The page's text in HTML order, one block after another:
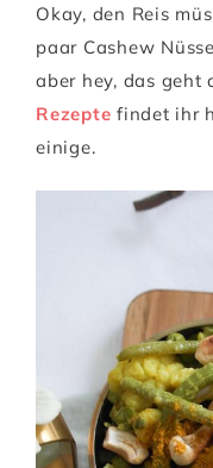
Okay, den Reis
paar Cashew
aber hey, das geht
Rezepte findet ihr
einige.